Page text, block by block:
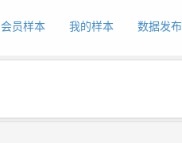
会员样本 我的样本 数据发布